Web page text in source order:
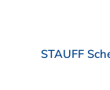
STAUFF